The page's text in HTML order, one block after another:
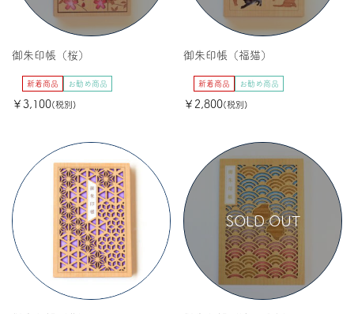
御朱印帳（桜）
新着商品 お勧め商品
￥3,100(税別)
御朱印帳（福猫）
新着商品 お勧め商品
￥2,800(税別)
SOLD OUT